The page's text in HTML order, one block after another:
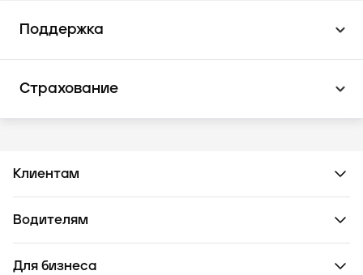
Поддержка
Страхование
Клиентам
Водителям
Для бизнеса